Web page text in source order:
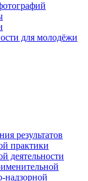
для молодёжи
результатов
практики
деятельности
надзорной